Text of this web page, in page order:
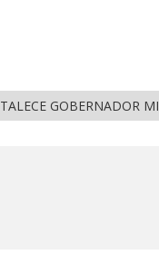
FORTALECE